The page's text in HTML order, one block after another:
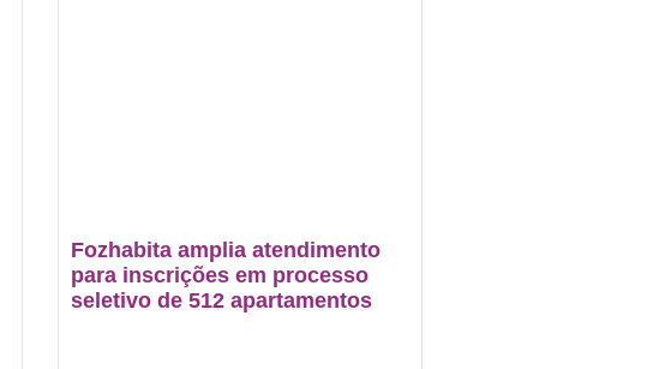
Fozhabita amplia atendimento
para inscrições em processo
seletivo de 512 apartamentos